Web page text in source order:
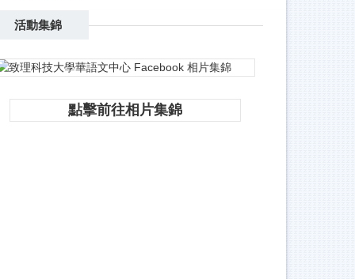
活動集錦
點擊前往相片集錦